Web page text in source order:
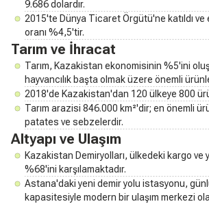
9.686 dolardır.
2015'te Dünya Ticaret Örgütü'ne katıldı ve
oranı %4,5'tir.
Tarım ve İhracat
Tarım, Kazakistan ekonomisinin %5'ini
hayvancılık başta olmak üzere önemli
2018'de Kazakistan'dan 120 ülkeye 800
Tarım arazisi 846.000 km²'dir; en önemli
patates ve sebzelerdir.
Altyapı ve Ulaşım
Kazakistan Demiryolları, ülkedeki kargo ve
%68'ini karşılamaktadır.
Astana'daki yeni demir yolu istasyonu,
kapasitesiyle modern bir ulaşım merkezi